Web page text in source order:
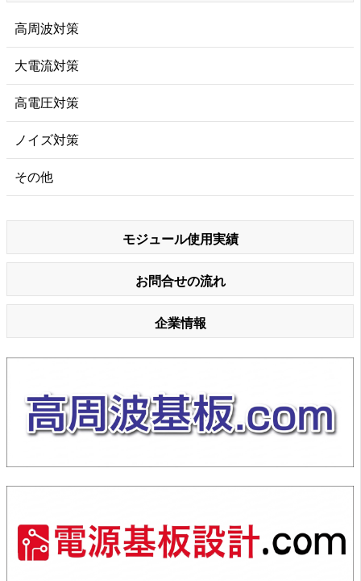
高周波対策
大電流対策
高電圧対策
ノイズ対策
その他
モジュール使用実績
お問合せの流れ
企業情報